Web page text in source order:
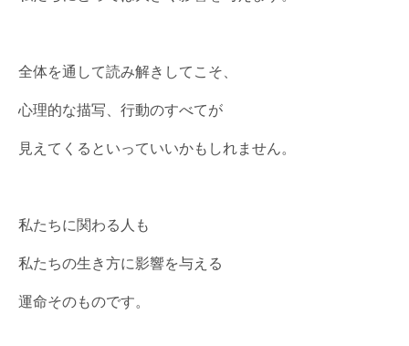
全体を通して読み解きしてこそ、
心理的な描写、行動のすべてが
見えてくるといっていいかもしれません。
私たちに関わる人も
私たちの生き方に影響を与える
運命そのものです。